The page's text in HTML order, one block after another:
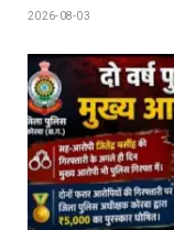
2026-08-03